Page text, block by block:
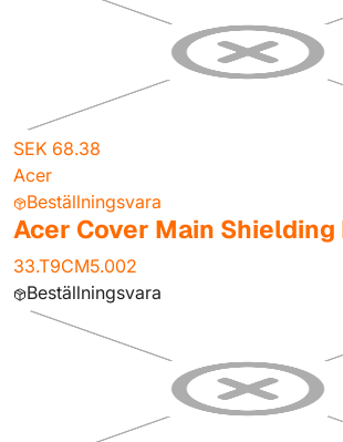
SEK 68.38
Acer
Beställningsvara
Acer Cover Main Shielding
33.T9CM5.002
Beställningsvara